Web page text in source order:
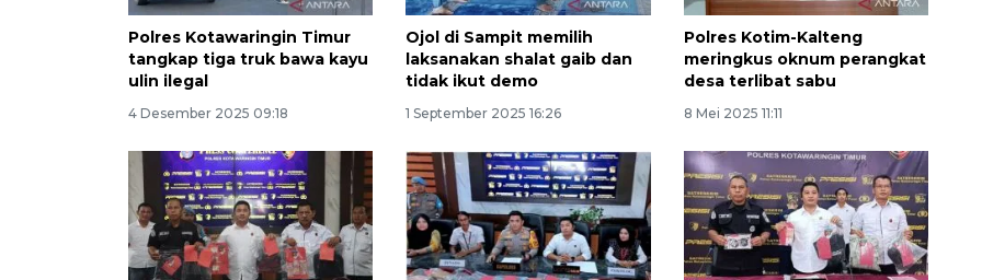
Polres Kotawaringin Timur
tangkap tiga truk bawa kayu
ulin ilegal
4 Desember 2025 09:18
Ojol di Sampit memilih
laksanakan shalat gaib dan
tidak ikut demo
1 September 2025 16:26
Polres Kotim-Kalteng
meringkus oknum perangkat
desa terlibat sabu
8 Mei 2025 11:11